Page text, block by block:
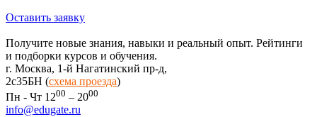
Оставить заявку
Получите новые знания, навыки и реальный опыт. Рейтинги
и подборки курсов и обучения.
г. Москва, 1-й Нагатинский пр-д,
2c35БН (схема проезда)
Пн - Чт 1200 – 2000
info@edugate.ru